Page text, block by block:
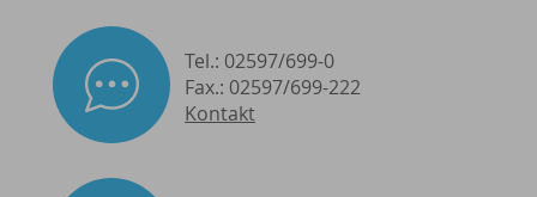
Tel.: 02597/699-0
Fax.: 02597/699-222
Kontakt